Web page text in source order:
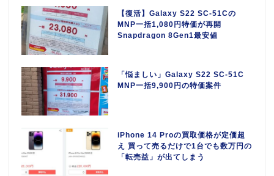
【復活】Galaxy S22 SC-51Cの
MNP一括1,080円特価が再開
Snapdragon 8Gen1最安値
「悩ましい」Galaxy S22 SC-51C
MNP一括9,900円の特価案件
iPhone 14 Proの買取価格が定価超
え 買って売るだけで1台でも数万円の
「転売益」が出てしまう